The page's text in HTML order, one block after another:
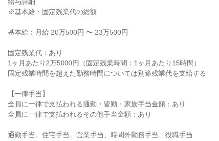
※基本給・固定残業代の総額
基本給：月給 20万500円 〜 23万500円
固定残業代：あり
1ヶ月あたり2万5000円（固定残業時間：1ヶ月あたり15時間）
固定残業時間を超えた勤務時間については別途残業代を支給する
【一律手当】
全員に一律で支払われる通勤・皆勤・家族手当金額：あり
全員に一律で支払われるその他手当金額：あり
通勤手当、住宅手当、営業手当、時間外勤務手当、役職手当